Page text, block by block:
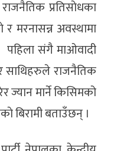
प्रतिसाेधका
मरनासन्न अवस्थामा
संगै माओवादी
साथिहरुले राजनैतिक
ज्यान मार्ने किसिमको
बिरामी बताउँछन् ।